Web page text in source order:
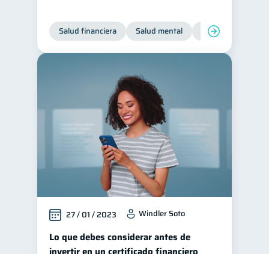
Derechos & Deberes 4
Superintendencia de Bancos 4
Cuenta Abandonada
Inversiones
Finanzas Personales 1
Finanzas en Pareja 1
Educación Financiera 1
1 Mipymes 1
Doble sueldo
Salud financiera Salud mental Inclusión
27 / 01 / 2023 Windler Soto
Lo que debes considerar antes de